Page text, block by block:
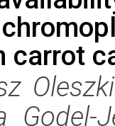
carrot
Godel-